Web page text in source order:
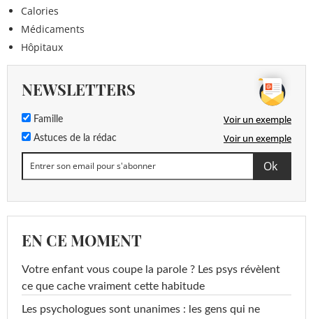
Calories
Médicaments
Hôpitaux
NEWSLETTERS
Famille Voir un exemple
Astuces de la rédac Voir un exemple
EN CE MOMENT
Votre enfant vous coupe la parole ? Les psys révèlent
ce que cache vraiment cette habitude
Les psychologues sont unanimes : les gens qui ne